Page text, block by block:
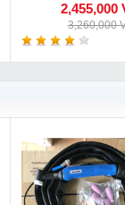
2,455,000
3,260,000